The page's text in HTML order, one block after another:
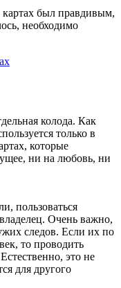
картах был правдивым,
необходимо
колода. Как
только в
которые
ни на любовь, ни
пользоваться
Очень важно,
следов. Если их по
то проводить
это не
для другого